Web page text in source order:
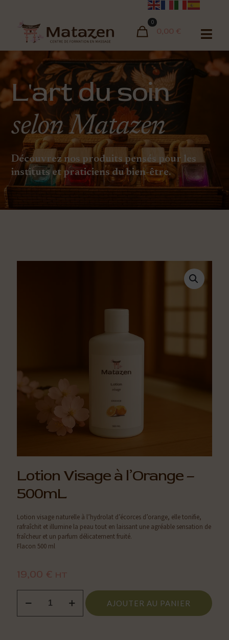
0
0,00 €
L'art du soin
selon Matazen
Découvrez nos produits pensés pour les
instituts et praticiens du bien-être.
Lotion Visage à l’Orange –
500mL
Lotion visage naturelle à l’hydrolat d’écorces d’orange, elle tonifie,
rafraîchit et illumine la peau tout en laissant une agréable sensation de
fraîcheur et un parfum délicatement fruité.
Flacon 500 ml
19,00 € HT
AJOUTER AU PANIER